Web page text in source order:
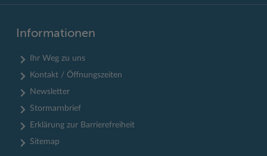
Informationen
Ihr Weg zu uns
Kontakt / Öffnungszeiten
Newsletter
Stormarnbrief
Erklärung zur Barrierefreiheit
Sitemap